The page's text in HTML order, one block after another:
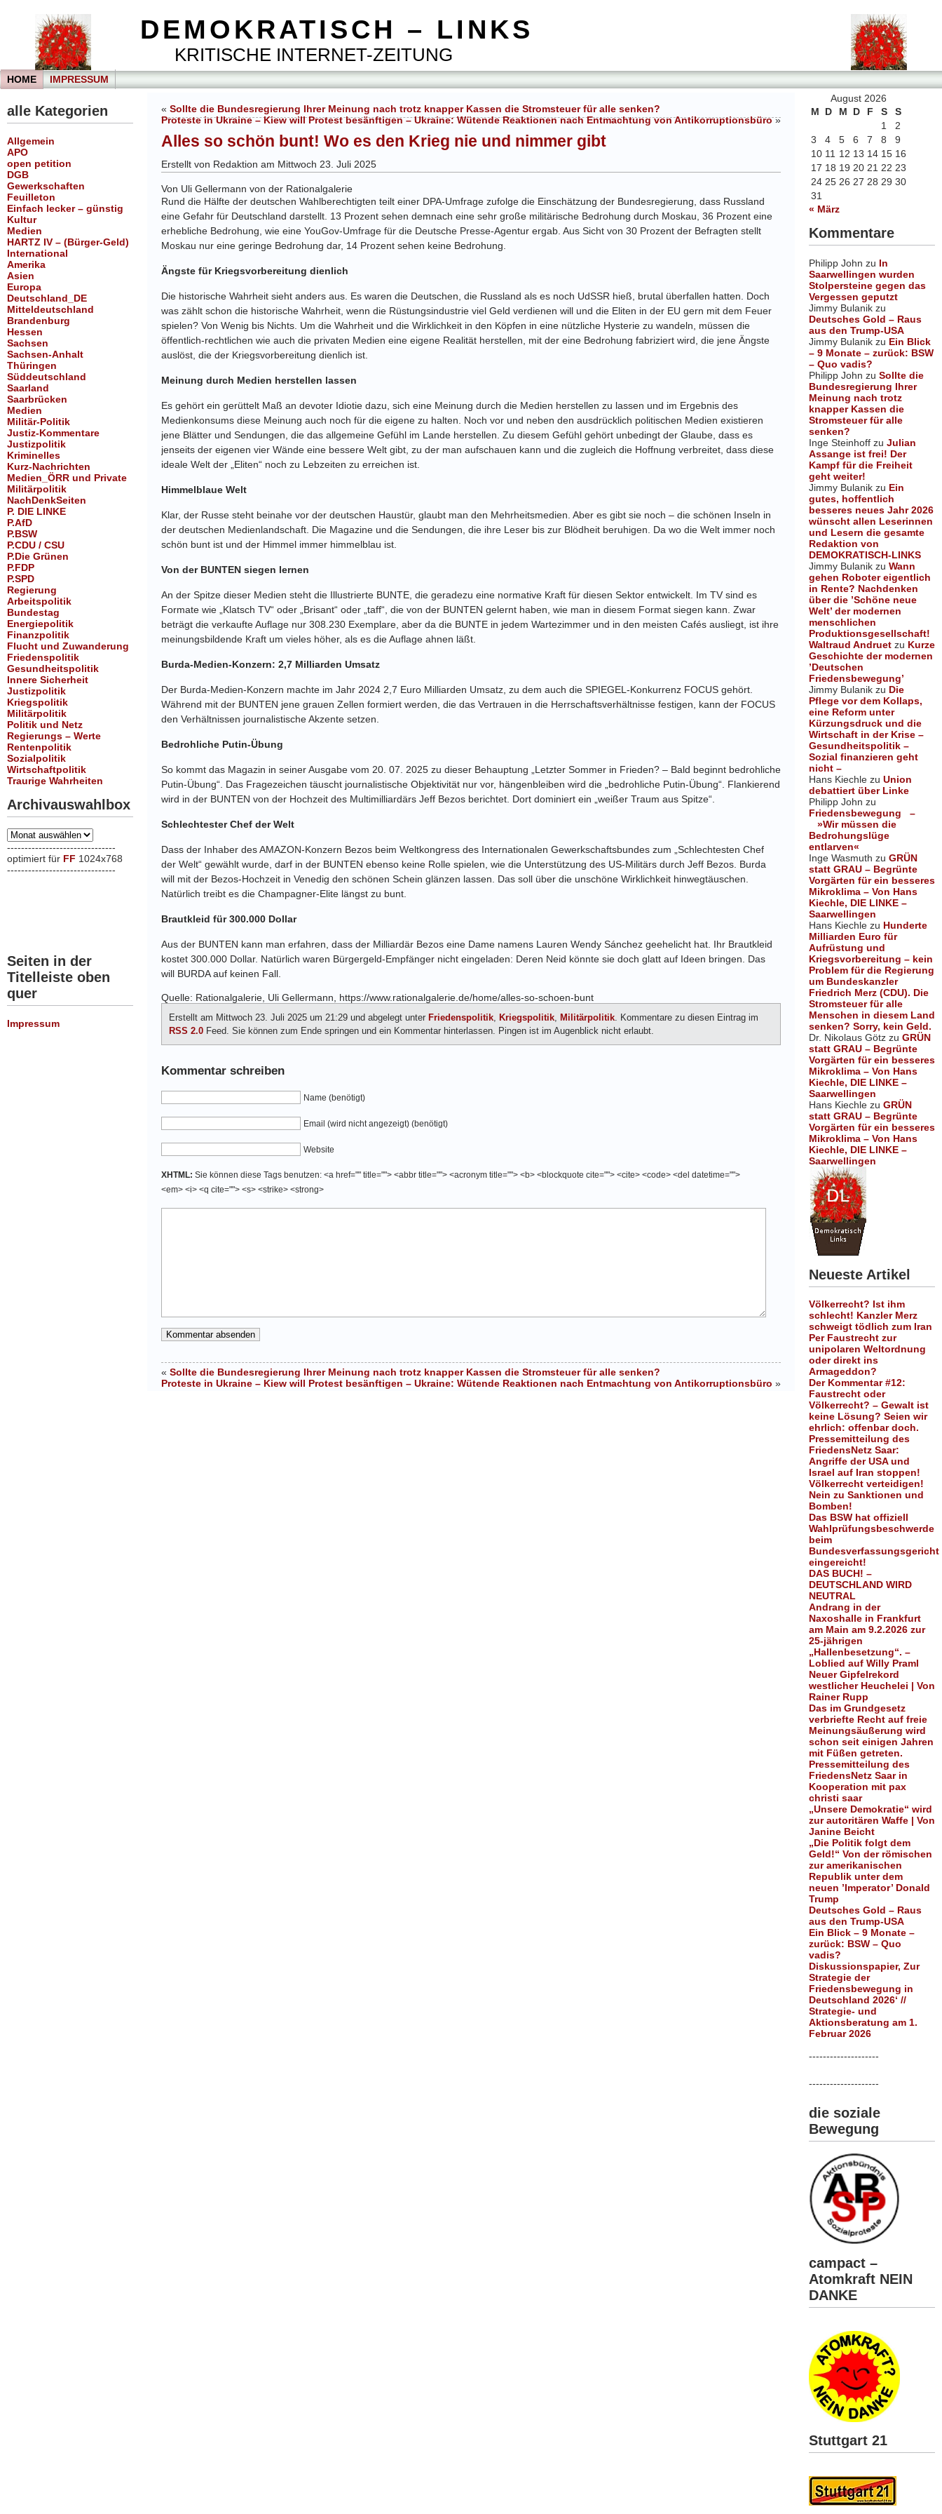
DEMOKRATISCH – LINKS
KRITISCHE INTERNET-ZEITUNG
HOME IMPRESSUM
alle Kategorien
Allgemein
APO
open petition
DGB
Gewerkschaften
Feuilleton
Einfach lecker – günstig
Kultur
Medien
HARTZ IV – (Bürger-Geld)
International
Amerika
Asien
Europa
Deutschland_DE
Mitteldeutschland
Brandenburg
Hessen
Sachsen
Sachsen-Anhalt
Thüringen
Süddeutschland
Saarland
Saarbrücken
Medien
Militär-Politik
Justiz-Kommentare
Justizpolitik
Kriminelles
Kurz-Nachrichten
Medien_ÖRR und Private
Militärpolitik
NachDenkSeiten
P. DIE LINKE
P.AfD
P.BSW
P.CDU / CSU
P.Die Grünen
P.FDP
P.SPD
Regierung
Arbeitspolitik
Bundestag
Energiepolitik
Finanzpolitik
Flucht und Zuwanderung
Friedenspolitik
Gesundheitspolitik
Innere Sicherheit
Justizpolitik
Kriegspolitik
Militärpolitik
Politik und Netz
Regierungs – Werte
Rentenpolitik
Sozialpolitik
Wirtschaftpolitik
Traurige Wahrheiten
Archivauswahlbox
Archivauswahlbox
-------------------------------
optimiert für FF 1024x768
-------------------------------
Seiten in der
Titelleiste oben
quer
Impressum
August 2026
M
D M D F S
S
1
2
3
4 5 6 7 8
9
10 11 12 13 14 15 16
17 18 19 20 21 22 23
24 25 26 27 28 29 30
31
« März
Kommentare
Philipp John zu In
Saarwellingen wurden
Stolpersteine gegen das
Vergessen geputzt
Jimmy Bulanik zu
Deutsches Gold – Raus
aus den Trump-USA
Jimmy Bulanik zu Ein Blick
– 9 Monate – zurück: BSW
– Quo vadis?
Philipp John zu Sollte die
Bundesregierung Ihrer
Meinung nach trotz
knapper Kassen die
Stromsteuer für alle
senken?
Inge Steinhoff zu Julian
Assange ist frei! Der
Kampf für die Freiheit
geht weiter!
Jimmy Bulanik zu Ein
gutes, hoffentlich
besseres neues Jahr 2026
wünscht allen Leserinnen
und Lesern die gesamte
Redaktion von
DEMOKRATISCH-LINKS
Jimmy Bulanik zu Wann
gehen Roboter eigentlich
in Rente? Nachdenken
über die ’Schöne neue
Welt’ der modernen
menschlichen
Produktionsgesellschaft!
Waltraud Andruet zu Kurze
Geschichte der modernen
’Deutschen
Friedensbewegung’
Jimmy Bulanik zu Die
Pflege vor dem Kollaps,
eine Reform unter
Kürzungsdruck und die
Wirtschaft in der Krise –
Gesundheitspolitik –
Sozial finanzieren geht
nicht –
Hans Kiechle zu Union
debattiert über Linke
Philipp John zu
Friedensbewegung –
»Wir müssen die
Bedrohungslüge
entlarven«
Inge Wasmuth zu GRÜN
statt GRAU – Begrünte
Vorgärten für ein besseres
Mikroklima – Von Hans
Kiechle, DIE LINKE –
Saarwellingen
Hans Kiechle zu Hunderte
Milliarden Euro für
Aufrüstung und
Kriegsvorbereitung – kein
Problem für die Regierung
um Bundeskanzler
Friedrich Merz (CDU). Die
Stromsteuer für alle
Menschen in diesem Land
senken? Sorry, kein Geld.
Dr. Nikolaus Götz zu GRÜN
statt GRAU – Begrünte
Vorgärten für ein besseres
Mikroklima – Von Hans
Kiechle, DIE LINKE –
Saarwellingen
Hans Kiechle zu GRÜN
statt GRAU – Begrünte
Vorgärten für ein besseres
Mikroklima – Von Hans
Kiechle, DIE LINKE –
Saarwellingen
Neueste Artikel
Völkerrecht? Ist ihm
schlecht! Kanzler Merz
schweigt tödlich zum Iran
Per Faustrecht zur
unipolaren Weltordnung
oder direkt ins
Armageddon?
Der Kommentar #12:
Faustrecht oder
Völkerrecht? – Gewalt ist
keine Lösung? Seien wir
ehrlich: offenbar doch.
Pressemitteilung des
FriedensNetz Saar:
Angriffe der USA und
Israel auf Iran stoppen!
Völkerrecht verteidigen!
Nein zu Sanktionen und
Bomben!
Das BSW hat offiziell
Wahlprüfungsbeschwerde
beim
Bundesverfassungsgericht
eingereicht!
DAS BUCH! –
DEUTSCHLAND WIRD
NEUTRAL
Andrang in der
Naxoshalle in Frankfurt
am Main am 9.2.2026 zur
25-jährigen
„Hallenbesetzung“. –
Loblied auf Willy Praml
Neuer Gipfelrekord
westlicher Heuchelei | Von
Rainer Rupp
Das im Grundgesetz
verbriefte Recht auf freie
Meinungsäußerung wird
schon seit einigen Jahren
mit Füßen getreten.
Pressemitteilung des
FriedensNetz Saar in
Kooperation mit pax
christi saar
„Unsere Demokratie“ wird
zur autoritären Waffe | Von
Janine Beicht
„Die Politik folgt dem
Geld!“ Von der römischen
zur amerikanischen
Republik unter dem
neuen ’Imperator’ Donald
Trump
Deutsches Gold – Raus
aus den Trump-USA
Ein Blick – 9 Monate –
zurück: BSW – Quo
vadis?
Diskussionspapier, Zur
Strategie der
Friedensbewegung in
Deutschland 2026‘ //
Strategie- und
Aktionsberatung am 1.
Februar 2026
--------------------
--------------------
die soziale
Bewegung
campact –
Atomkraft NEIN
DANKE
Stuttgart 21
« Sollte die Bundesregierung Ihrer Meinung nach trotz knapper Kassen die Stromsteuer für alle senken?
Proteste in Ukraine – Kiew will Protest besänftigen – Ukraine: Wütende Reaktionen nach Entmachtung von Antikorruptionsbüro»
Alles so schön bunt! Wo es den Krieg nie und nimmer gibt
Erstellt von Redaktion am Mittwoch 23. Juli 2025
Von Uli Gellermann von der Rationalgalerie
Rund die Hälfte der deutschen Wahlberechtigten teilt einer DPA-Umfrage zufolge die Einschätzung der Bundesregierung, dass Russland
eine Gefahr für Deutschland darstellt. 13 Prozent sehen demnach eine sehr große militärische Bedrohung durch Moskau, 36 Prozent eine
erhebliche Bedrohung, wie eine YouGov-Umfrage für die Deutsche Presse-Agentur ergab. Aus Sicht von 30 Prozent der Befragten stellt
Moskau nur eine geringe Bedrohung dar, 14 Prozent sehen keine Bedrohung.
Ängste für Kriegsvorbereitung dienlich
Die historische Wahrheit sieht anders aus. Es waren die Deutschen, die Russland als es noch UdSSR hieß, brutal überfallen hatten. Doch
was zählt schon die historische Wahrheit, wenn die Rüstungsindustrie viel Geld verdienen will und die Eliten in der EU gern mit dem Feuer
spielen? Von Wenig bis Nichts. Um die Wahrheit und die Wirklichkeit in den Köpfen in eine nützliche Hysterie zu wandeln, müssen die
öffentlich-rechtlichen wie auch die privaten Medien eine eigene Realität herstellen, mit der eine Bedrohung fabriziert wird, die jene Ängste
auslöst, die der Kriegsvorbereitung dienlich ist.
Meinung durch Medien herstellen lassen
Es gehört ein gerüttelt Maß an devoter Idiotie dazu, sich eine Meinung durch die Medien herstellen zu lassen und im Ergebnis des
Medienkonsums diese Meinung auch noch für die eigene zu halten. Noch vor und neben den ausdrücklich politischen Medien existieren
jene Blätter und Sendungen, die das allgemeine Gefühl im Lande herstellen. Zu diesem Gefühl gehört unbedingt der Glaube, dass es
jenseits der eigenen vier Wände eine bessere Welt gibt, zu der man aufschauen kann und die zugleich die Hoffnung verbreitet, dass diese
ideale Welt der „Eliten“ noch zu Lebzeiten zu erreichen ist.
Himmelblaue Welt
Klar, der Russe steht beinahe vor der deutschen Haustür, glaubt man den Mehrheitsmedien. Aber es gibt sie noch – die schönen Inseln in
der deutschen Medienlandschaft. Die Magazine und die Sendungen, die ihre Leser bis zur Blödheit beruhigen. Da wo die Welt immer noch
schön bunt ist und der Himmel immer himmelblau ist.
Von der BUNTEN siegen lernen
An der Spitze dieser Medien steht die Illustrierte BUNTE, die geradezu eine normative Kraft für diesen Sektor entwickelt. Im TV sind es
Formate wie „Klatsch TV“ oder „Brisant“ oder „taff“, die von der BUNTEN gelernt haben, wie man in diesem Format siegen kann. Zwar
beträgt die verkaufte Auflage nur 308.230 Exemplare, aber da die BUNTE in jedem Wartezimmer und in den meisten Cafés ausliegt, ist ihre
meinungsbildende Kraft um vieles höher, als es die Auflage ahnen läßt.
Burda-Medien-Konzern: 2,7 Milliarden Umsatz
Der Burda-Medien-Konzern machte im Jahr 2024 2,7 Euro Milliarden Umsatz, zu dem auch die SPIEGEL-Konkurrenz FOCUS gehört.
Während mit der BUNTEN jene grauen Zellen formiert werden, die das Vertrauen in die Herrschaftsverhältnisse festigen, kann der FOCUS
den Verhältnissen journalistische Akzente setzen.
Bedrohliche Putin-Übung
So kommt das Magazin in seiner Ausgabe vom 20. 07. 2025 zu dieser Behauptung „Letzter Sommer in Frieden? – Bald beginnt bedrohliche
Putin-Übung“. Das Fragezeichen täuscht journalistische Objektivität nur vor, hängenbleiben wird die „bedrohliche Putin-Übung“. Flankierend
wird in der BUNTEN von der Hochzeit des Multimilliardärs Jeff Bezos berichtet. Dort dominiert ein „weißer Traum aus Spitze“.
Schlechtester Chef der Welt
Dass der Inhaber des AMAZON-Konzern Bezos beim Weltkongress des Internationalen Gewerkschaftsbundes zum „Schlechtesten Chef
der Welt“ gewählt wurde, darf in der BUNTEN ebenso keine Rolle spielen, wie die Unterstützung des US-Militärs durch Jeff Bezos. Burda
will mit der Bezos-Hochzeit in Venedig den schönen Schein glänzen lassen. Das soll über die unschöne Wirklichkeit hinwegtäuschen.
Natürlich treibt es die Champagner-Elite längst zu bunt.
Brautkleid für 300.000 Dollar
Aus der BUNTEN kann man erfahren, dass der Milliardär Bezos eine Dame namens Lauren Wendy Sánchez geehelicht hat. Ihr Brautkleid
kostet 300.000 Dollar. Natürlich waren Bürgergeld-Empfänger nicht eingeladen: Deren Neid könnte sie doch glatt auf Ideen bringen. Das
will BURDA auf keinen Fall.
Quelle: Rationalgalerie, Uli Gellermann, https://www.rationalgalerie.de/home/alles-so-schoen-bunt
Erstellt am Mittwoch 23. Juli 2025 um 21:29 und abgelegt unter Friedenspolitik, Kriegspolitik, Militärpolitik. Kommentare zu diesen Eintrag im
RSS 2.0 Feed. Sie können zum Ende springen und ein Kommentar hinterlassen. Pingen ist im Augenblick nicht erlaubt.
Kommentar schreiben
Name (benötigt)
Email (wird nicht angezeigt) (benötigt)
Website
XHTML: Sie können diese Tags benutzen: <a href="" title=""> <abbr title=""> <acronym title=""> <b> <blockquote cite=""> <cite> <code> <del datetime="">
<em> <i> <q cite=""> <s> <strike> <strong>
« Sollte die Bundesregierung Ihrer Meinung nach trotz knapper Kassen die Stromsteuer für alle senken?
Proteste in Ukraine – Kiew will Protest besänftigen – Ukraine: Wütende Reaktionen nach Entmachtung von Antikorruptionsbüro »